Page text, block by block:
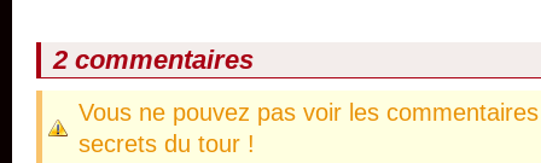
2 commentaires
Vous ne pouvez pas voir les
secrets du tour !